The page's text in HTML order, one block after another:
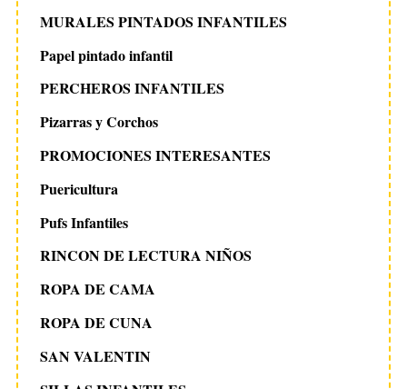
MURALES PINTADOS INFANTILES
Papel pintado infantil
PERCHEROS INFANTILES
Pizarras y Corchos
PROMOCIONES INTERESANTES
Puericultura
Pufs Infantiles
RINCON DE LECTURA NIÑOS
ROPA DE CAMA
ROPA DE CUNA
SAN VALENTIN